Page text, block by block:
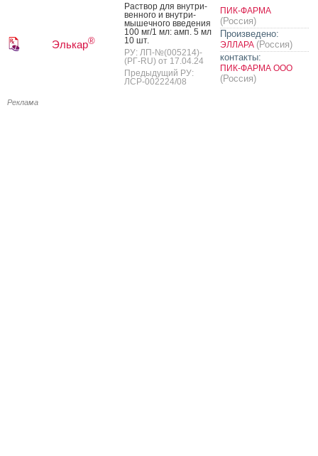
Элькар®
Рас­твор для внут­ри­
вен­но­го и внут­ри­
мышеч­но­го вве­дения
100 мг/1 мл: амп. 5 мл
10 шт.
РУ: ЛП-№(005214)-
(РГ-RU) от 17.04.24
Предыдущий РУ:
ЛСР-002224/08
ПИК-ФАРМА
(Россия)
Произведено:
ЭЛЛАРА (Россия)
контакты:
ПИК-ФАРМА ООО
(Россия)
Реклама